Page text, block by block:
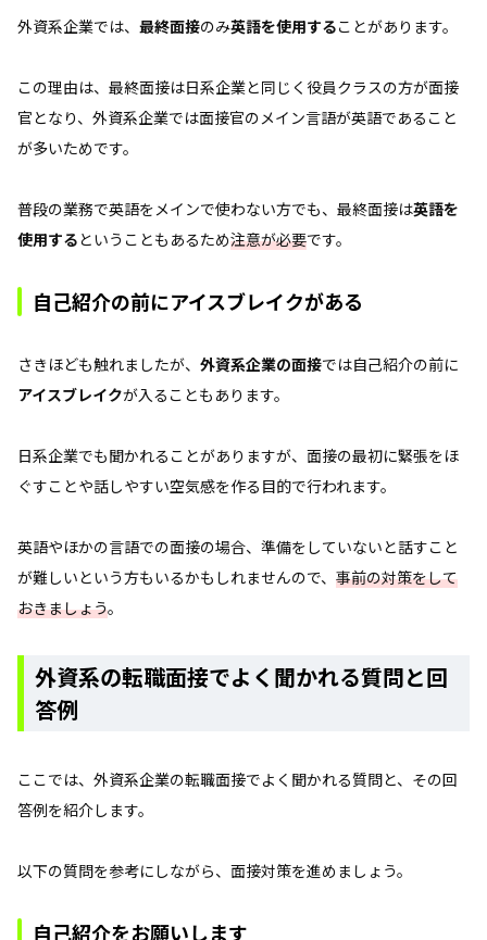
外資系企業では、 最終面接のみ英語を使用することがあります。
この理由は、最終面接は日系企業と同じく役員クラスの方が面接
官となり、外資系企業では面接官のメイン言語が英語であること
が多いためです。
普段の業務で英語をメインで使わない方でも、最終面接は英語を
使用するということもあるため注意が必要です。
自己紹介の前にアイスブレイクがある
さきほども触れましたが、 外資系企業の面接では自己紹介の前に
アイスブレイクが入ることもあります。
日系企業でも聞かれることがありますが、面接の最初に緊張をほ
ぐすことや話しやすい空気感を作る目的で行われます。
英語やほかの言語での面接の場合、準備をしていないと話すこと
が難しいという方もいるかもしれませんので、 事前の対策をして
おきましょう。
外資系の転職面接でよく聞かれる質問と回
答例
ここでは、外資系企業の転職面接でよく聞かれる質問と、その回
答例を紹介します。
以下の質問を参考にしながら、面接対策を進めましょう。
自己紹介をお願いします